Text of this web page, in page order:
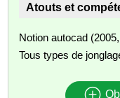
Atouts et
Notion autocad
Tous types de